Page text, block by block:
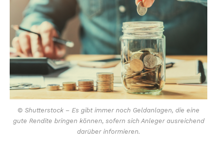
© Shutterstock – Es gibt immer noch Geldanlagen, die eine
gute Rendite bringen können, sofern sich Anleger ausreichend
darüber informieren.